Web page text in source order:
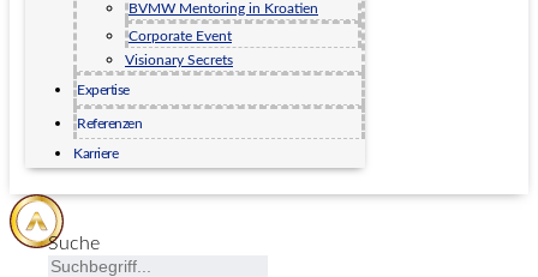
BVMW Mentoring in Kroatien
Corporate Event
Visionary Secrets
Expertise
Referenzen
Karriere
Suche